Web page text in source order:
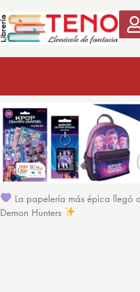
La papelería más épica llegó
Demon Hunters